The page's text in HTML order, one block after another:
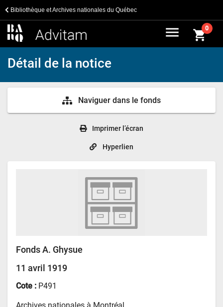
Bibliothèque et Archives nationales du Québec
menu shopping_cart0
Détail de la notice
Naviguer dans le fonds
Imprimer l’écran
Hyperlien
Fonds A. Ghysue
11 avril 1919
Cote : P491